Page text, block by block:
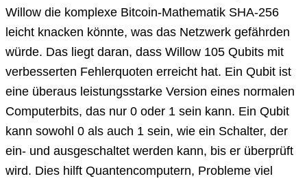
Willow die komplexe Bitcoin-Mathematik SHA-256
leicht knacken könnte, was das Netzwerk gefährden
würde. Das liegt daran, dass Willow 105 Qubits mit
verbesserten Fehlerquoten erreicht hat. Ein Qubit ist
eine überaus leistungsstarke Version eines normalen
Computerbits, das nur 0 oder 1 sein kann. Ein Qubit
kann sowohl 0 als auch 1 sein, wie ein Schalter, der
ein- und ausgeschaltet werden kann, bis er überprüft
wird. Dies hilft Quantencomputern, Probleme viel